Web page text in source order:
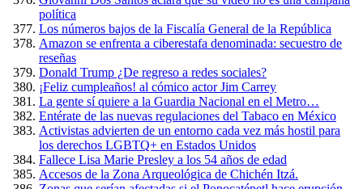
política
Los números bajos de la Fiscalía General de la República
Amazon se enfrenta a ciberestafa denominada: secuestro de
reseñas
Donald Trump ¿De regreso a redes sociales?
¡Feliz cumpleaños! al cómico actor Jim Carrey
La gente sí quiere a la Guardia Nacional en el Metro…
Entérate de las nuevas regulaciones del Tabaco en México
Activistas advierten de un entorno cada vez más hostil para
los derechos LGBTQ+ en Estados Unidos
Fallece Lisa Marie Presley a los 54 años de edad
Accesos de la Zona Arqueológica de Chichén Itzá.